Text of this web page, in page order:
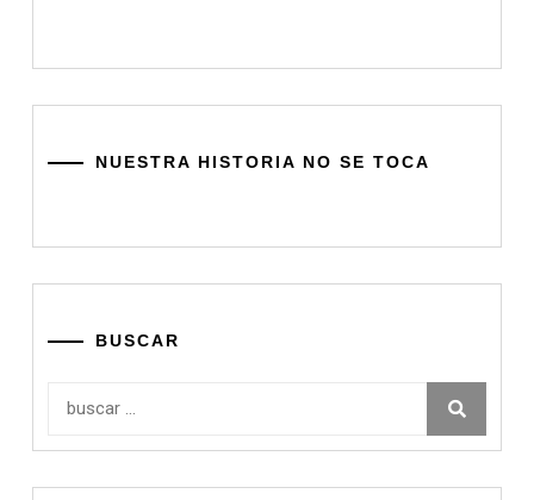
NUESTRA HISTORIA NO SE TOCA
BUSCAR